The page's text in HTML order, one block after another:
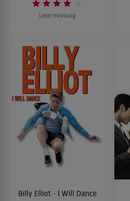
Lesermeinung
Billy Elliot - I Will Dance